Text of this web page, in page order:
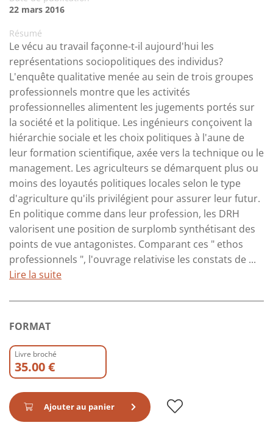
22 mars 2016
Résumé
Le vécu au travail façonne-t-il aujourd'hui les
représentations sociopolitiques des individus?
L'enquête qualitative menée au sein de trois groupes
professionnels montre que les activités
professionnelles alimentent les jugements portés sur
la société et la politique. Les ingénieurs conçoivent la
hiérarchie sociale et les choix politiques à l'aune de
leur formation scientifique, axée vers la technique ou le
management. Les agriculteurs se démarquent plus ou
moins des loyautés politiques locales selon le type
d'agriculture qu'ils privilégient pour assurer leur futur.
En politique comme dans leur profession, les DRH
valorisent une position de surplomb synthétisant des
points de vue antagonistes. Comparant ces " ethos
professionnels ", l'ouvrage relativise les constats de ...
Lire la suite
FORMAT
Livre broché
35.00 €
Ajouter au panier